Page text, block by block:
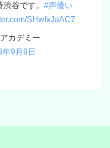
谷です。 #声優い
SHwfxJaAC7
カデミー
年9月9日